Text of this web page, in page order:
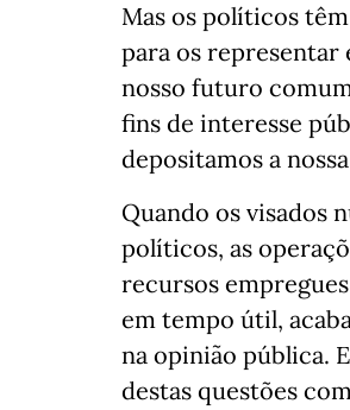
Mas os políticos
para os
nosso futuro
fins de interesse
depositamos a
Quando os visados
políticos, as
recursos
em tempo útil,
na opinião pública.
destas questões